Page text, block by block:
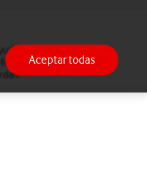
el restablecer la
Es recomendable
Aceptar todas